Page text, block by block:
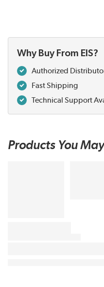
Why Buy From EIS?
Authorized
Fast Shipping
Technical Support
Products You